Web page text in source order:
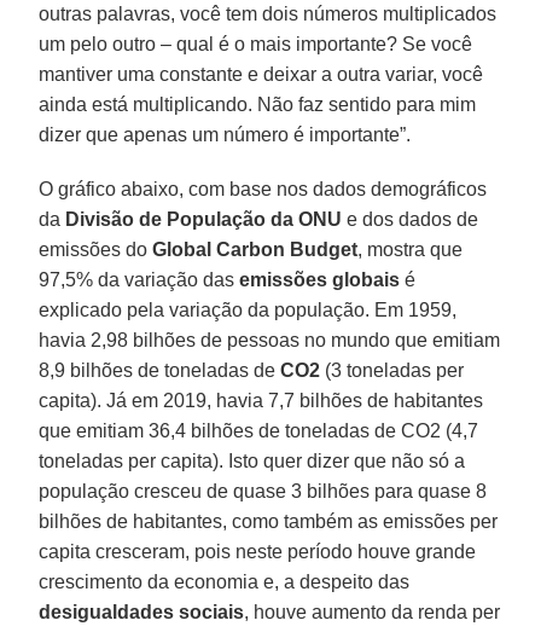
outras palavras, você tem dois números multiplicados
um pelo outro – qual é o mais importante? Se você
mantiver uma constante e deixar a outra variar, você
ainda está multiplicando. Não faz sentido para mim
dizer que apenas um número é importante”.
O gráfico abaixo, com base nos dados demográficos
da Divisão de População da ONU e dos dados de
emissões doGlobal Carbon Budget, mostra que
97,5% da variação dasemissões globais é
explicado pela variação da população. Em 1959,
havia 2,98 bilhões de pessoas no mundo que emitiam
8,9 bilhões de toneladas deCO2 (3 toneladas per
capita). Já em 2019, havia 7,7 bilhões de habitantes
que emitiam 36,4 bilhões de toneladas de CO2 (4,7
toneladas per capita). Isto quer dizer que não só a
população cresceu de quase 3 bilhões para quase 8
bilhões de habitantes, como também as emissões per
capita cresceram, pois neste período houve grande
crescimento da economia e, a despeito das
desigualdades sociais, houve aumento da renda per